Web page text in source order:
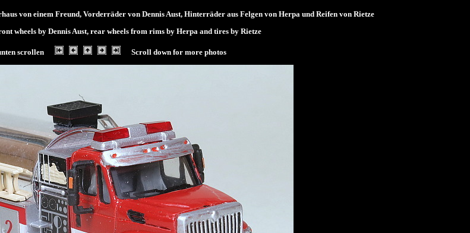
von einem Freund, Vorderräder von Dennis Aust, Hinterräder aus Felgen von Herpa und Reifen von Rietze
wheels by Dennis Aust, rear wheels from rims by Herpa and tires by Rietze
scrollen Scroll down for more photos